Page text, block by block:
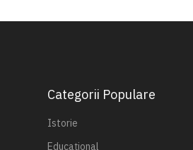
Categorii Populare
Istorie
Educațional